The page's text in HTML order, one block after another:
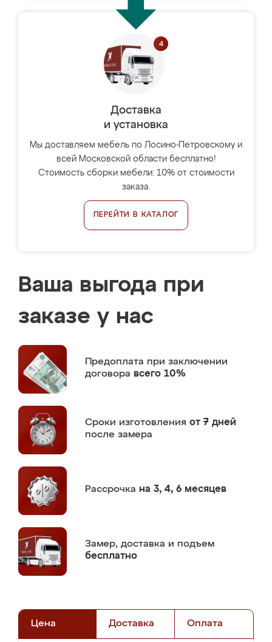
Доставка
и установка
Мы доставляем мебель по Лосино-Петровскому и
всей Московской области бесплатно!
Стоимость сборки мебели: 10% от стоимости
заказа.
ПЕРЕЙТИ В КАТАЛОГ
Ваша выгода при
заказе у нас
Предоплата при заключении
договора всего 10%
Сроки изготовления от 7 дней
после замера
Рассрочка на 3, 4, 6 месяцев
Замер, доставка и подъем
бесплатно
Цена Доставка Оплата